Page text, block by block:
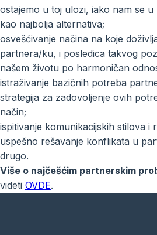
ostajemo u toj ulozi, iako nam se
kao najbolja alternativa;
osvešćivanje načina na koje
partnera/ku, i posledica takvog
našem životu po harmoničan
istraživanje bazičnih potreba
strategija za zadovoljenje ovih
način;
ispitivanje komunikacijskih stilova i
uspešno rešavanje konflikata u
drugo.
Više o najčešćim partnerskim
videti OVDE.